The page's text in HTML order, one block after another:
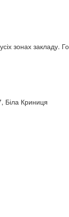
зонах закладу.
Біла Криниця